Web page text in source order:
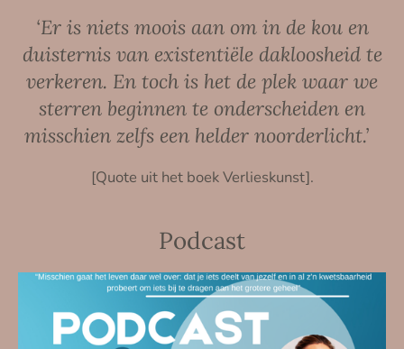
‘Er is niets moois aan om in de kou en
duisternis van existentiële dakloosheid te
verkeren. En toch is het de plek waar we
sterren beginnen te onderscheiden en
misschien zelfs een helder noorderlicht.’
[Quote uit het boek Verlieskunst].
Podcast